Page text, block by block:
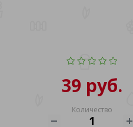
39 руб.
Количество